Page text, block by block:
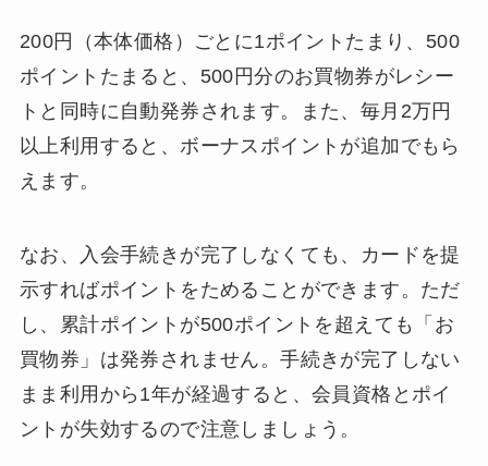
200円（本体価格）ごとに1ポイントたまり、500
ポイントたまると、500円分のお買物券がレシー
トと同時に自動発券されます。また、毎月2万円
以上利用すると、ボーナスポイントが追加でもら
えます。
なお、入会手続きが完了しなくても、カードを提
示すればポイントをためることができます。ただ
し、累計ポイントが500ポイントを超えても「お
買物券」は発券されません。手続きが完了しない
まま利用から1年が経過すると、会員資格とポイ
ントが失効するので注意しましょう。